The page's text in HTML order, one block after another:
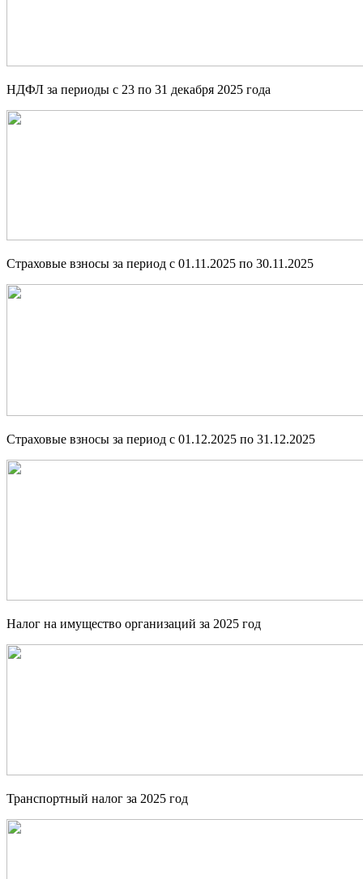
НДФЛ за периоды с 23 по 31 декабря 2025 года
Страховые взносы за период с 01.11.2025 по 30.11.2025
Страховые взносы за период с 01.12.2025 по 31.12.2025
Налог на имущество организаций за 2025 год
Транспортный налог за 2025 год